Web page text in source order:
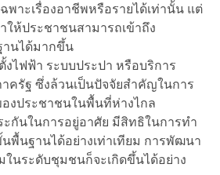
พาะเรื่องอาชีพหรือรายได้เท่านั้น แต่
ห้ประชาชนสามารถเข้าถึง
นได้มากขึ้น
งไฟฟ้า ระบบประปา หรือบริการ
ครัฐ ซึ่งล้วนเป็นปัจจัยสำคัญในการ
งประชาชนในพื้นที่ห่างไกล
กันในการอยู่อาศัย มีสิทธิในการทำ
พื้นฐานได้อย่างเท่าเทียม การพัฒนา
ในระดับชุมชนก็จะเกิดขึ้นได้อย่าง